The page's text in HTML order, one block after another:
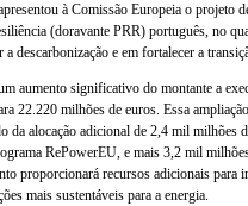
à Comissão Europeia o projeto
(doravante PRR) português, no
descarbonização e em fortalecer a
aumento significativo do montante a
22.220 milhões de euros. Essa
da alocação adicional de 2,4 mil milhões
RePowerEU, e mais 3,2 mil
proporcionará recursos adicionais para
mais sustentáveis para a energia.